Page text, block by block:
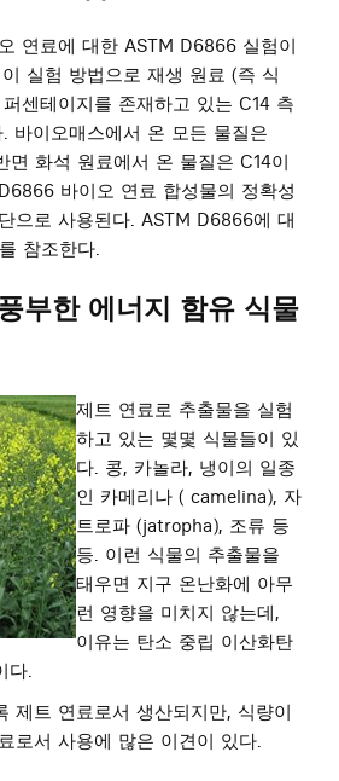
연료에 대한 ASTM D6866 실험이
실험 방법으로 재생 원료 (즉 식
센테이지를 존재하고 있는 C14 측
바이오매스에서 온 모든 물질은
면 화석 원료에서 온 물질은 C14이
바이오 연료 합성물의 정확성
으로 사용된다. ASTM D6866에 대
를 참조한다.
부한 에너지 함유 식물
제트 연료로 추출물을 실험
하고 있는 몇몇 식물들이 있
다. 콩, 카놀라, 냉이의 일종
인 카메리나 ( camelina), 자
트로파 (jatropha), 조류 등
등. 이런 식물의 추출물을
태우면 지구 온난화에 아무
런 영향을 미치지 않는데,
이유는 탄소 중립 이산화탄
다.
제트 연료로서 생산되지만, 식량이
로서 사용에 많은 이견이 있다.